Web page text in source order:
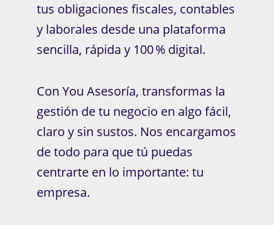
tus obligaciones fiscales, contables
y laborales desde una plataforma
sencilla, rápida y 100 % digital.
Con You Asesoría, transformas la
gestión de tu negocio en algo fácil,
claro y sin sustos. Nos encargamos
de todo para que tú puedas
centrarte en lo importante: tu
empresa.